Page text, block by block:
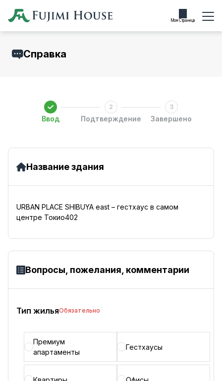
Моя Страница
Справка
Ввод Подтверждение Завершено
Название здания
URBAN PLACE SHIBUYA east – гестхаус в самом
центре Токио402
Вопросы, пожелания, комментарии
Тип жильяОбязательно
Премиум
апартаменты
Гестхаусы